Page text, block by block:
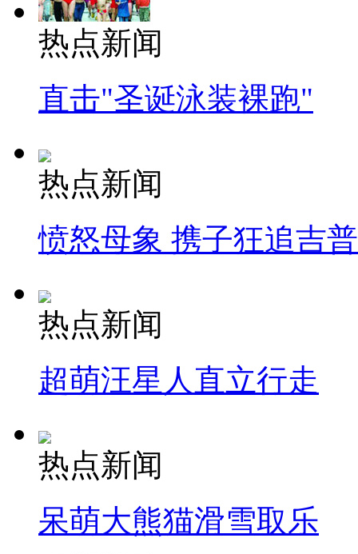
热点新闻
直击"圣诞泳装裸跑"
热点新闻
愤怒母象 携子狂追吉
热点新闻
超萌汪星人直立行走
热点新闻
呆萌大熊猫滑雪取乐